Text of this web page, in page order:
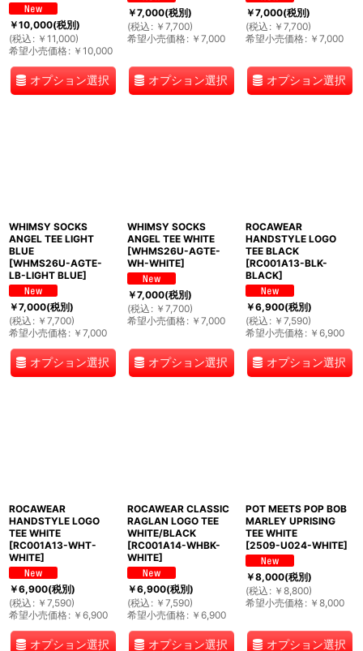
￥10,000(税別)
(税込 : ￥ 11,000)
希望小売価格: ￥ 10,000
オプション選択
￥7,000(税別)
(税込 : ￥ 7,700)
希望小売価格: ￥ 7,000
オプション選択
￥7,000(税別)
(税込 : ￥ 7,700)
希望小売価格: ￥ 7,000
オプション選択
WHIMSY SOCKS
ANGEL TEE LIGHT
BLUE
[WHMS26U-AGTE-
LB-LIGHT BLUE]
￥7,000(税別)
(税込 : ￥ 7,700)
希望小売価格: ￥ 7,000
オプション選択
WHIMSY SOCKS
ANGEL TEE WHITE
[WHMS26U-AGTE-
WH-WHITE]
￥7,000(税別)
(税込 : ￥ 7,700)
希望小売価格: ￥ 7,000
オプション選択
ROCAWEAR
HANDSTYLE LOGO
TEE BLACK
[RC001A13-BLK-
BLACK]
￥6,900(税別)
(税込 : ￥ 7,590)
希望小売価格: ￥ 6,900
オプション選択
ROCAWEAR
HANDSTYLE LOGO
TEE WHITE
[RC001A13-WHT-
WHITE]
￥6,900(税別)
(税込 : ￥ 7,590)
希望小売価格: ￥ 6,900
オプション選択
ROCAWEAR CLASSIC
RAGLAN LOGO TEE
WHITE/BLACK
[RC001A14-WHBK-
WHITE]
￥6,900(税別)
(税込 : ￥ 7,590)
希望小売価格: ￥ 6,900
オプション選択
POT MEETS POP BOB
MARLEY UPRISING
TEE WHITE
[2509-U024-WHITE]
￥8,000(税別)
(税込 : ￥ 8,800)
希望小売価格: ￥ 8,000
オプション選択